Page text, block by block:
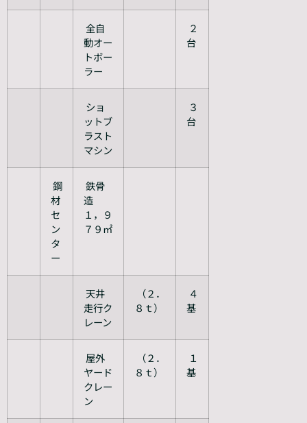
全自
動オー
トボー
ラー
２
台
ショ
ットブ
ラスト
マシン
３
台
鋼
材
セ
ン
タ
ー
鉄骨
造
１，９
７９㎡
天井
走行ク
レーン
（２．
８ｔ）
４
基
屋外
ヤード
クレー
ン
（２．
８ｔ）
１
基